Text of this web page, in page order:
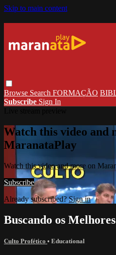
Skip to main content
Browse Search FORMAÇÃO
Subscribe Sign In
Watch this video and
MaranataPlay
Watch this video and more on
Subscribe
Already subscribed?Sign in
Buscando os
Culto Profético • Educational